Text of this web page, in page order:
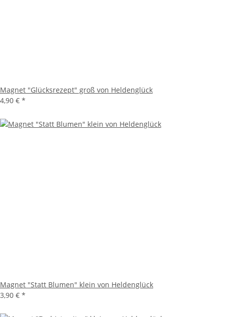
Magnet "Glücksrezept" groß von Heldenglück
4,90 € *
Magnet "Statt Blumen" klein von Heldenglück
3,90 € *